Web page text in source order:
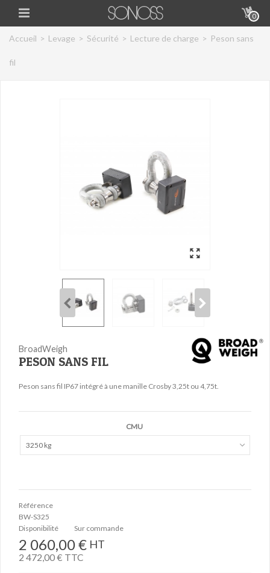
0
Accueil > Levage > Sécurité > Lecture de charge > Peson sans
fil
BroadWeigh
PESON SANS FIL
Peson sans fil IP67 intégré à une manille Crosby 3,25t ou 4,75t.
CMU
3250 kg
Référence
BW-S325
Disponibilité
Sur commande
2 060,00 € HT
2 472,00 € TTC